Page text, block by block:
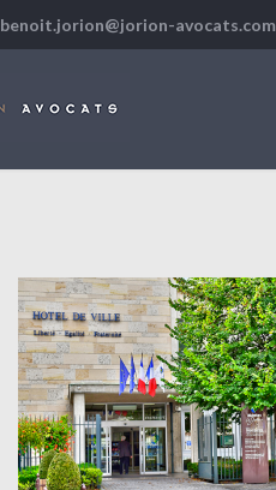
benoit.jorion@jorion-avocats.com